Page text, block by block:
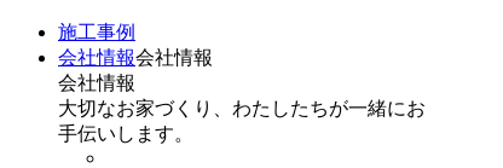
施工事例
会社情報会社情報
会社情報
大切なお家づくり、わたしたちが一緒にお
手伝いします。